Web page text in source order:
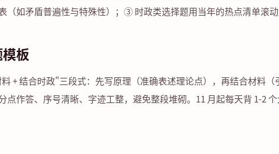
（如矛盾普遍性与特殊性）；③ 时政类选择题用当年的热点清单滚
板
+ 结合时政"三段式：先写原理（准确表述理论点），再结合材料
点作答、序号清晰、字迹工整，避免整段堆砌。11 月起每天背 1-2 个